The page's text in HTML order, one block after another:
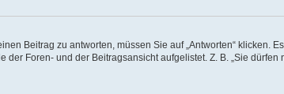
Beitrag zu antworten, müssen Sie auf „Antworten“ klicken.
Foren- und der Beitragsansicht aufgelistet. Z. B. „Sie dürfen